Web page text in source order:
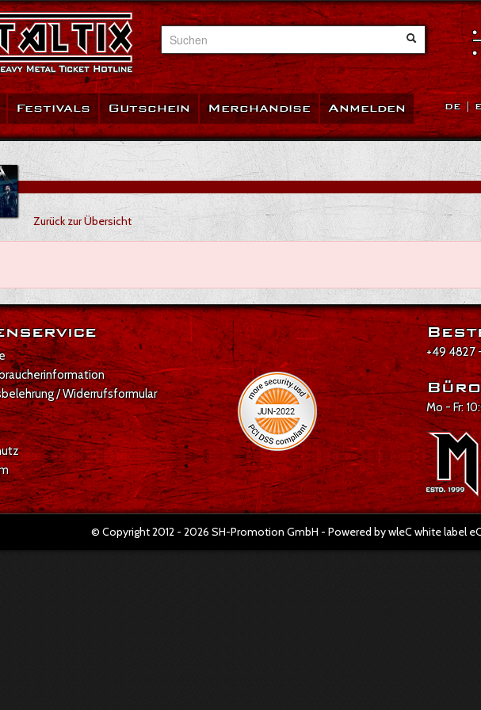
Suchen
Festivals Gutschein Merchandise DE|
Anmelden
Zurück zur Übersicht
/ Widerrufsformular
+49 4827
Mo - Fr:
© Copyright 2012 - 2026 SH-Promotion GmbH - Powered by wleC white label